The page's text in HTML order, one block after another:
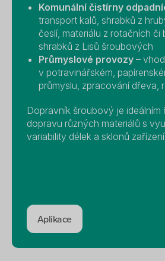
Komunální čistírny
transport kalů, shrabků z
česlí, materiálu z rotačních či
shrabků z Lisů šroubových
Průmyslové provozy –
v potravinářském,
průmyslu, zpracování dřeva,
Dopravník šroubový je ideálním
dopravu různých materiálů s
variability délek a sklonů zařízení.
Aplikace